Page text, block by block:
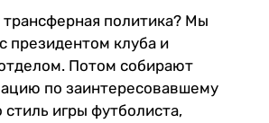
трансферная политика? Мы
президентом клуба и
Потом собирают
по заинтересовавшему
стиль игры футболиста,